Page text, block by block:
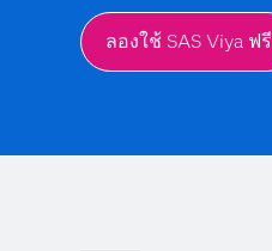
ลองใช้ SAS Viya ฟรี